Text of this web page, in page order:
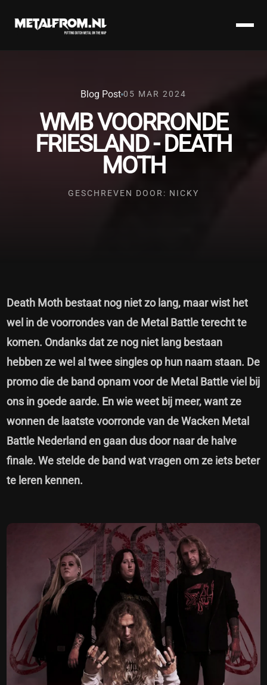
Blog Post 05 MAR 2024
WMB VOORRONDE
FRIESLAND - DEATH
MOTH
GESCHREVEN DOOR: NICKY
Death Moth bestaat nog niet zo lang, maar wist het
wel in de voorrondes van de Metal Battle terecht te
komen. Ondanks dat ze nog niet lang bestaan
hebben ze wel al twee singles op hun naam staan. De
promo die de band opnam voor de Metal Battle viel bij
ons in goede aarde. En wie weet bij meer, want ze
wonnen de laatste voorronde van de Wacken Metal
Battle Nederland en gaan dus door naar de halve
finale. We stelde de band wat vragen om ze iets beter
te leren kennen.